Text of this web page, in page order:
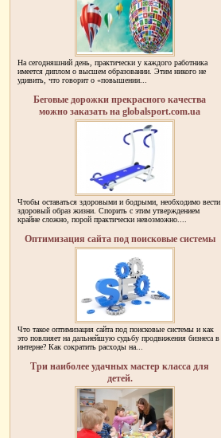
На сегодняшний день, практически у каждого работника
имеется диплом о высшем образовании. Этим никого не
удивить, что говорит о «повышении...
Беговые дорожки прекрасного качества
можно заказать на globalsport.com.ua
Чтобы оставаться здоровыми и бодрыми, необходимо вести
здоровый образ жизни. Спорить с этим утверждением
крайне сложно, порой практически невозможно....
Оптимизация сайта под поисковые системы
Что такое оптимизация сайта под поисковые системы и как
это повлияет на дальнейшую судьбу продвижения бизнеса в
интерне? Как сократить расходы на...
Три наиболее удачных мастер класса для
детей.